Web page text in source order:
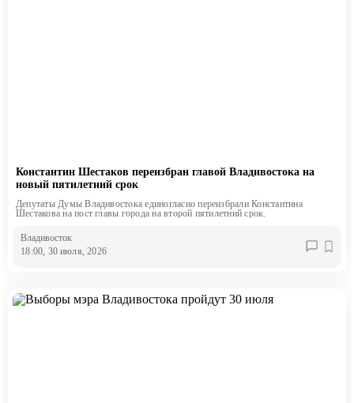
Константин Шестаков переизбран главой Владивостока на
новый пятилетний срок
Депутаты Думы Владивостока единогласно переизбрали Константина
Шестакова на пост главы города на второй пятилетний срок.
Владивосток
18:00, 30 июля, 2026